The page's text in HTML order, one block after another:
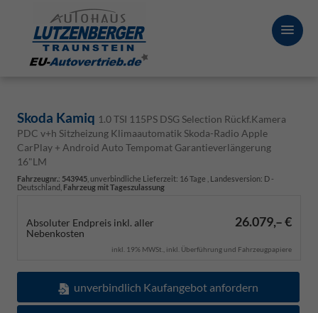
Skoda Kamiq 1.0 TSI 115PS DSG Selection Rückf.Kamera
PDC v+h Sitzheizung Klimaautomatik Skoda-Radio Apple
CarPlay + Android Auto Tempomat Garantieverlängerung
16"LM
Fahrzeugnr.: 543945 , unverbindliche Lieferzeit: 16 Tage , Landesversion: D -
Deutschland, Fahrzeug mit Tageszulassung
Absoluter Endpreis inkl. aller
Nebenkosten
26.079,– €
inkl. 19% MWSt., inkl. Überführung und Fahrzeugpapiere
unverbindlich Kaufangebot anfordern